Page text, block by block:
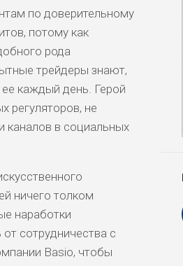
по доверительному
потому как
рода
трейдеры знают,
каждый день. Герой
регуляторов, не
каналов в социальных
ничего толком
наработки
сотрудничества с
Basio, чтобы